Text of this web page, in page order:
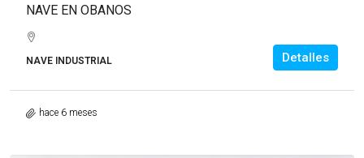
NAVE EN OBANOS
NAVE INDUSTRIAL Detalles
hace 6 meses